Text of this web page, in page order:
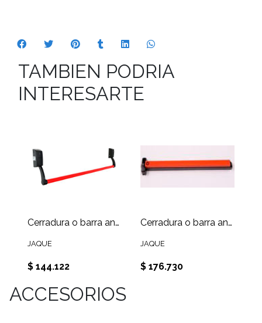
TAMBIEN PODRIA
INTERESARTE
Cerradura o barra antipánico push , incluye barra 1,2 metro color rojo, manillones color gris o negro
JAQUE
$ 144.122
Cerradura o barra antipánico Touch ( negro /rojo) marca JAQUE T-300 B/N
JAQUE
$ 176.730
ACCESORIOS